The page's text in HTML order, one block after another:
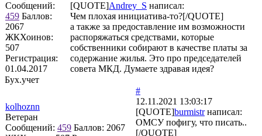
Сообщений:
459 Баллов:
2067
ЖКХоинов:
507
Регистрация:
01.04.2017
[QUOTE]Andrey_S написал:
Чем плохая инициатива-то?[/QUOTE]
а также за предоставление им возможности
распоряжаться средствами, которые
собственники собирают в качестве платы за
содержание жилья. Это про председателей
совета МКД. Думаете здравая идея?
Бух.учет
kolhoznn
Ветеран
Сообщений: 459 Баллов: 2067
#
12.11.2021 13:03:17
[QUOTE]burmistrнаписал:
ОМСУ пофигу, что писать..
[/QUOTE]